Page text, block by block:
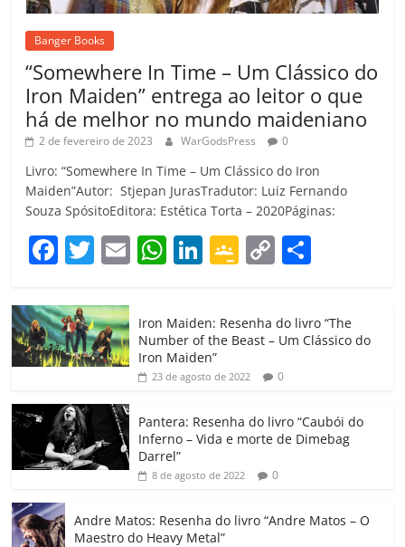
Banger Books
“Somewhere In Time – Um Clássico do
Iron Maiden” entrega ao leitor o que
há de melhor no mundo maideniano
2 de fevereiro de 2023 WarGodsPress 0
Livro: “Somewhere In Time – Um Clássico do Iron
Maiden”Autor: Stjepan JurasTradutor: Luiz Fernando
Souza SpósitoEditora: Estética Torta – 2020Páginas:
F
c
e
b
o
o
k
T
itt
er
E W
at
s
A
p
Li
e
dI
G
gl
e
Cl
a
ss
ro
o
C
p
y
Li
k
m
p
h
ar
Iron Maiden: Resenha do livro “The
Number of the Beast – Um Clássico do
Iron Maiden”
23 de agosto de 2022 0
Pantera: Resenha do livro “Caubói do
Inferno – Vida e morte de Dimebag
Darrel”
8 de agosto de 2022 0
Andre Matos: Resenha do livro “Andre Matos – O
Maestro do Heavy Metal”